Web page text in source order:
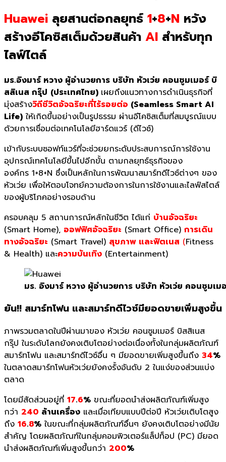
Huawei ลุยสานต่อกลยุทธ์ 1+8+N หวัง
สร้างอีโคซิสเต็มด้วยสินค้า AI สำหรับทุก
ไลฟ์ไตล์
มร.อิงมาร์ หวาง ผู้อำนวยการ บริษัท หัวเว่ย คอนซูมเมอร์ บิ
สสิเนส กรุ๊ป (ประเทศไทย) เผยถึงแนวทางการดำเนินธุรกิจที่
มุ่งสร้างวิถีชีวิตอัจฉริยะที่ไร้รอยต่อ (Seamless Smart AI
Life) ให้เกิดขึ้นอย่างเป็นรูปธรรม ผ่านอีโคซิสเต็มที่สมบูรณ์แบบ
ด้วยการเชื่อมต่อเทคโนโลยีฮาร์ดแวร์ (ดีไวซ์)
เข้ากับระบบซอฟท์แวร์ที่จะช่วยยกระดับประสบการณ์การใช้งาน
อุปกรณ์เทคโนโลยีขึ้นไปอีกขั้น ตามกลยุทธ์ธุรกิจของ
องค์กร 1+8+N ซึ่งเป็นหลักในการพัฒนาสมาร์ทดีไวซ์ต่างๆ ของ
หัวเว่ย เพื่อให้ตอบโจทย์ความต้องการในการใช้งานและไลฟ์สไตล์
ของผู้บริโภคอย่างรอบด้าน
ครอบคลุม 5 สถานการณ์หลักในชีวิต ได้แก่ บ้านอัจฉริยะ
(Smart Home), ออฟฟิศอัจฉริยะ (Smart Office) การเดิน
ทางอัจฉริยะ (Smart Travel) สุขภาพ และฟิตเนส (Fitness
& Health) และความบันเทิง (Entertainment)
มร. อิงมาร์ หวาง ผู้อำนวยการ บริษัท หัวเว่ย คอนซูมเม
ยัน!! สมาร์ทโฟน และสมาร์ทดีไวซ์มียอดขายเพิ่มสูงขึ้น
ภาพรวมตลาดในปีผ่านมาของ หัวเว่ย คอนซูมเมอร์ บิสสิเนส
กรุ๊ป ในระดับโลกยังคงเติบโตอย่างต่อเนื่องทั้งในกลุ่มผลิตภัณฑ์
สมาร์ทโฟน และสมาร์ทดีไวซ์อื่น ๆ มียอดขายเพิ่มสูงขึ้นถึง 34%
ในตลาดสมาร์ทโฟนหัวเว่ยยังคงรั้งอันดับ 2 ในแง่ของส่วนแบ่ง
ตลาด
โดยมีสัดส่วนอยู่ที่ 17.6% ขณะที่ยอดนำส่งผลิตภัณฑ์เพิ่มสูง
กว่า 240 ล้านเครื่อง และเมื่อเทียบแบบปีต่อปี หัวเว่ยเติบโตสูง
ถึง 16.8% ในขณะที่กลุ่มผลิตภัณฑ์อื่นๆ ยังคงเติบโตอย่างมีนัย
สำคัญ โดยผลิตภัณฑ์ในกลุ่มคอมพิวเตอร์แล็ปท็อป (PC) มียอด
นำส่งผลิตภัณฑ์เพิ่มสูงขึ้นกว่า 200%